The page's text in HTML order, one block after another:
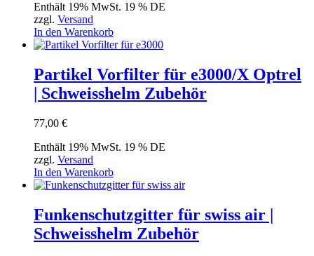
Enthält 19% MwSt. 19 % DE
zzgl. Versand
In den Warenkorb
Partikel Vorfilter für e3000/X Optrel
| Schweisshelm Zubehör
77,00 €
Enthält 19% MwSt. 19 % DE
zzgl. Versand
In den Warenkorb
Funkenschutzgitter für swiss air |
Schweisshelm Zubehör